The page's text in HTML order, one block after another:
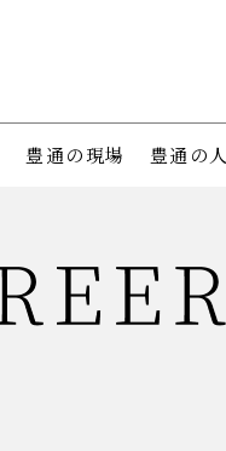
豊通の現場 豊通の人